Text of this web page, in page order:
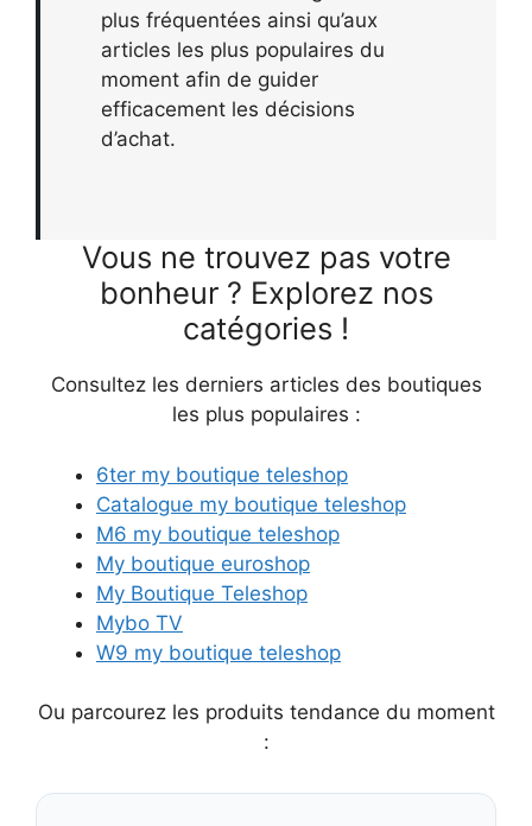
plus fréquentées ainsi qu’aux
articles les plus populaires du
moment afin de guider
efficacement les décisions
d’achat.
Vous ne trouvez pas votre
bonheur ? Explorez nos
catégories !
Consultez les derniers articles des boutiques
les plus populaires :
6ter my boutique teleshop
Catalogue my boutique teleshop
M6 my boutique teleshop
My boutique euroshop
My Boutique Teleshop
Mybo TV
W9 my boutique teleshop
Ou parcourez les produits tendance du moment
: